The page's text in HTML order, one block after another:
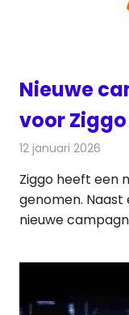
Nieuwe
voor Ziggo
12 januari 2026
Ziggo heeft een
genomen. Naast
nieuwe